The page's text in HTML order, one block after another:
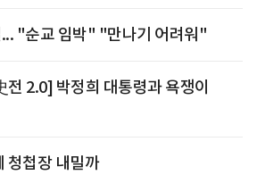
"순교 임박" "만나기 어려워"
2.0] 박정희 대통령과 욕쟁이
청첩장 내밀까